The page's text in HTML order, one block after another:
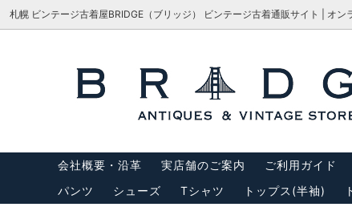
札幌 ビンテージ古着屋BRIDGE（ブリッジ） ビンテージ古着通販サイト | オン
パンツ
アウター トッ
バッグ サス
サイズで探す M-65
USA製リーバイス USA
会社概要・沿革 サイ
会社概要・沿革 実店舗のご案内 ご利用ガイド
パンツ
シューズ Tシャツ トップス(半袖)